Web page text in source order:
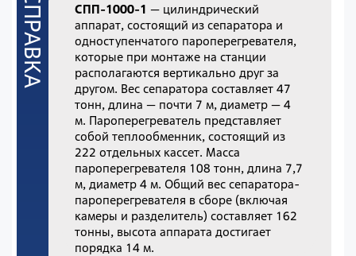
СПП-1000-1— цилиндрический
аппарат, состоящий из сепаратора и
одноступенчатого пароперегревателя,
которые при монтаже на станции
располагаются вертикально друг за
другом. Вес сепаратора составляет 47
тонн, длина — почти 7 м, диаметр — 4
м. Пароперегреватель представляет
собой теплообменник, состоящий из
222 отдельных кассет. Масса
пароперегревателя 108 тонн, длина 7,7
м, диаметр 4 м. Общий вес сепаратора-
пароперегревателя в сборе (включая
камеры и разделитель) составляет 162
тонны, высота аппарата достигает
порядка 14 м.